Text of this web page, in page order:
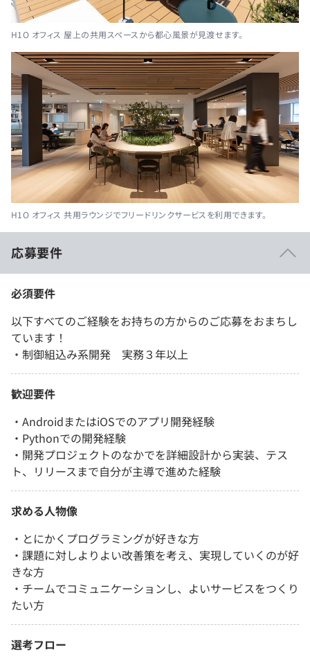
H1O オフィス 屋上の共用スペースから都心風景が見渡せます。
H1O オフィス 共用ラウンジでフリードリンクサービスを利用できます。
応募要件
必須要件
以下すべてのご経験をお持ちの方からのご応募をおまちし
ています！
・制御組込み系開発 実務３年以上
歓迎要件
・AndroidまたはiOSでのアプリ開発経験
・Pythonでの開発経験
・開発プロジェクトのなかでを詳細設計から実装、テス
ト、リリースまで自分が主導で進めた経験
求める人物像
・とにかくプログラミングが好きな方
・課題に対しよりよい改善策を考え、実現していくのが好
きな方
・チームでコミュニケーションし、よいサービスをつくり
たい方
選考フロー